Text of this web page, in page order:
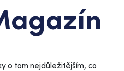
o tom nejdůležitějším, co